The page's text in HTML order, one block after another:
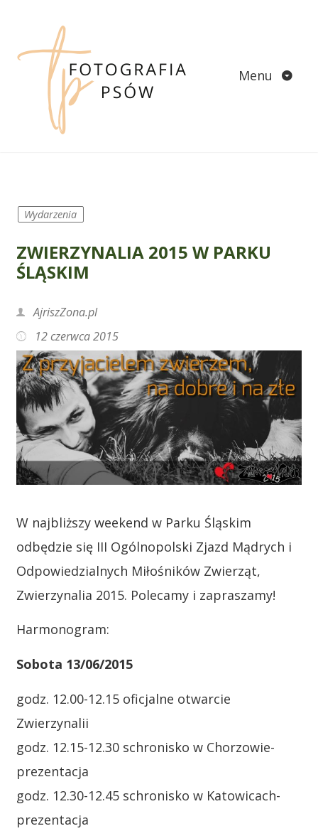
content
Menu
Wydarzenia
ZWIERZYNALIA 2015 W PARKU
ŚLĄSKIM
AjriszZona.pl
12 czerwca 2015
W najbliższy weekend w Parku Śląskim
odbędzie się III Ogólnopolski Zjazd Mądrych i
Odpowiedzialnych Miłośników Zwierząt,
Zwierzynalia 2015. Polecamy i zapraszamy!
Harmonogram:
Sobota 13/06/2015
godz. 12.00-12.15 oficjalne otwarcie
Zwierzynalii
godz. 12.15-12.30 schronisko w Chorzowie-
prezentacja
godz. 12.30-12.45 schronisko w Katowicach-
prezentacja